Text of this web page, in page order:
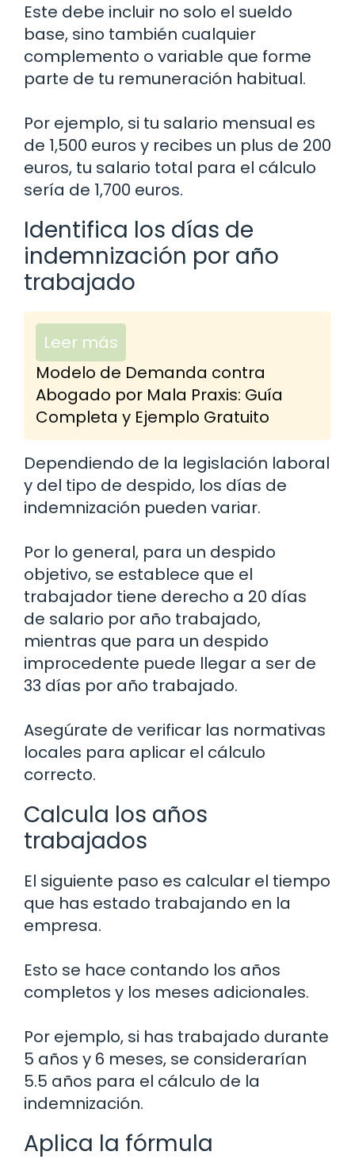
Este debe incluir no solo el sueldo
base, sino también cualquier
complemento o variable que forme
parte de tu remuneración habitual.
Por ejemplo, si tu salario mensual es
de 1,500 euros y recibes un plus de 200
euros, tu salario total para el cálculo
sería de 1,700 euros.
Identifica los días de
indemnización por año
trabajado
Leer más
Modelo de Demanda contra
Abogado por Mala Praxis: Guía
Completa y Ejemplo Gratuito
Dependiendo de la legislación laboral
y del tipo de despido, los días de
indemnización pueden variar.
Por lo general, para un despido
objetivo, se establece que el
trabajador tiene derecho a 20 días
de salario por año trabajado,
mientras que para un despido
improcedente puede llegar a ser de
33 días por año trabajado.
Asegúrate de verificar las normativas
locales para aplicar el cálculo
correcto.
Calcula los años
trabajados
El siguiente paso es calcular el tiempo
que has estado trabajando en la
empresa.
Esto se hace contando los años
completos y los meses adicionales.
Por ejemplo, si has trabajado durante
5 años y 6 meses, se considerarían
5.5 años para el cálculo de la
indemnización.
Aplica la fórmula